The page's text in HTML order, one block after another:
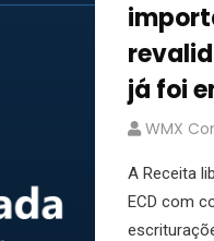
já foi
WMX
A Receita
ECD com